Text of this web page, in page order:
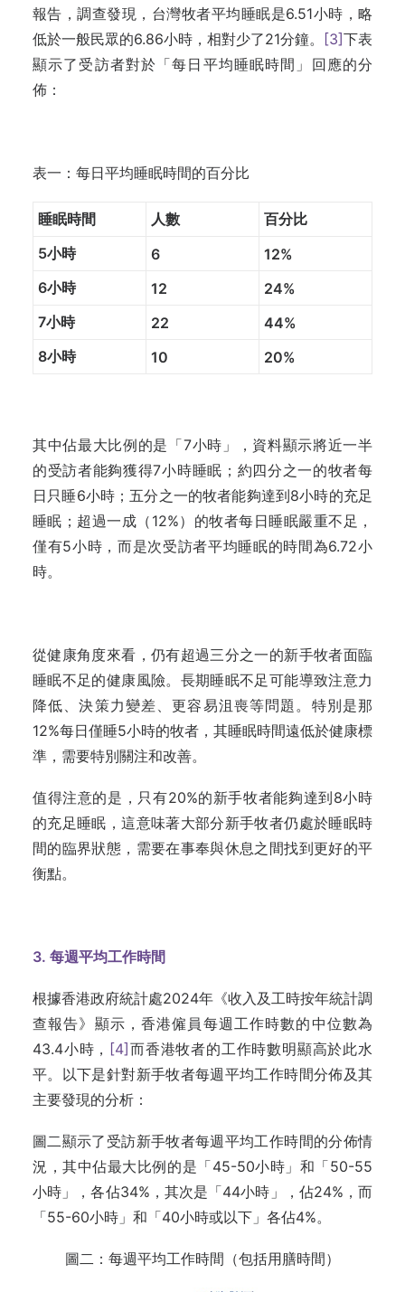
報告，調查發現，台灣牧者平均睡眠是6.51⼩時，略
低於一般民眾的6.86⼩時，相對少了21分鐘。 [3]下表
顯示了受訪者對於「每日平均睡眠時間」回應的分
佈：
表一：每日平均睡眠時間的百分比
睡眠時間 人數
百分比
5小時
6
12%
6小時
12
24%
7小時
22
44%
8小時
10 20%
其中佔最大比例的是「7小時」，資料顯示將近一半
的受訪者能夠獲得7小時睡眠；約四分之一的牧者每
日只睡6小時；五分之一的牧者能夠達到8小時的充足
睡眠；超過一成（12%）的牧者每日睡眠嚴重不足，
僅有5小時，而是次受訪者平均睡眠的時間為6.72小
時。
從健康角度來看，仍有超過三分之一的新手牧者面臨
睡眠不足的健康風險。長期睡眠不足可能導致注意力
降低、決策力變差、更容易沮喪等問題。特別是那
12%每日僅睡5小時的牧者，其睡眠時間遠低於健康標
準，需要特別關注和改善。
值得注意的是，只有20%的新手牧者能夠達到8小時
的充足睡眠，這意味著大部分新手牧者仍處於睡眠時
間的臨界狀態，需要在事奉與休息之間找到更好的平
衡點。
3. 每週平均工作時間
根據香港政府統計處2024年《收入及工時按年統計調
查報告》顯示，香港僱員每週工作時數的中位數為
43.4小時， [4]而香港牧者的工作時數明顯高於此水
平。以下是針對新手牧者每週平均工作時間分佈及其
主要發現的分析：
圖二顯示了受訪新手牧者每週平均工作時間的分佈情
況，其中佔最大比例的是「45-50小時」和「50-55
小時」，各佔34%，其次是「44小時」，佔24%，而
「55-60小時」和「40小時或以下」各佔4%。
圖二：每週平均工作時間（包括用膳時間）